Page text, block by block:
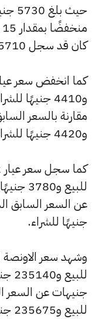
كان قد سجل 5710 جنيهًا للبيع و 5685 جنيهًا للشراء.
و4420 جنيهًا للشراء.
جنيهًا للشراء.
للبيع و235675 جنيهًا للشراء.